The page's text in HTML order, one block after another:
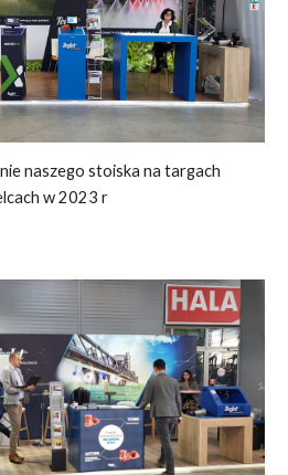
naszego stoiska na targach
w 2023 r